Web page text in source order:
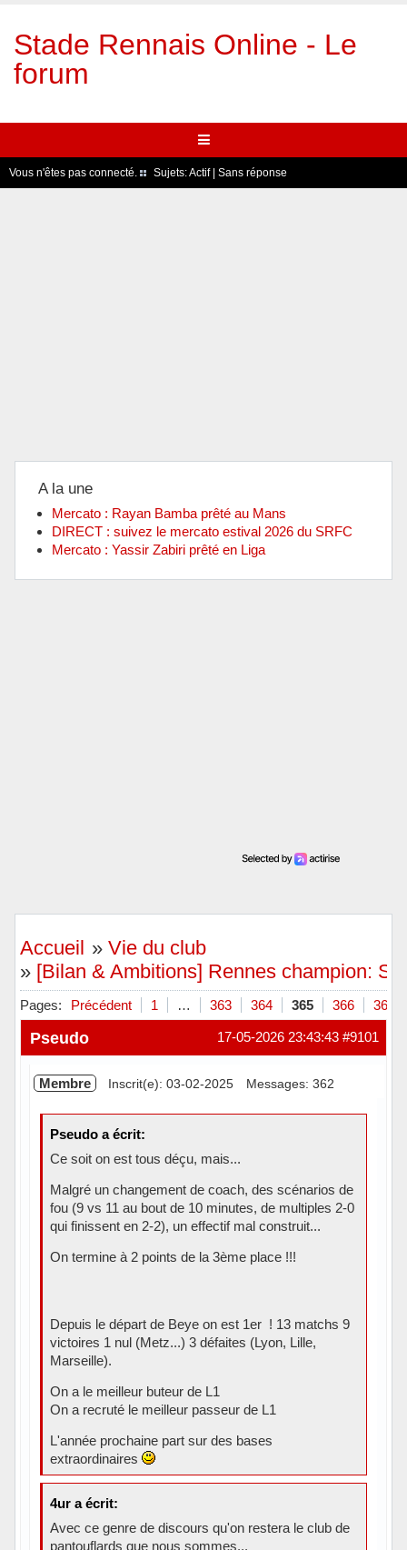
Stade Rennais Online - Le
forum
Vous n'êtes pas connecté. Sujets:Actif| Sans réponse
A la une
Mercato : Rayan Bamba prêté au Mans
DIRECT : suivez le mercato estival 2026 du SRFC
Mercato : Yassir Zabiri prêté en Liga
Accueil »Vie du club
» [Bilan & Ambitions] Rennes champion:
Pages: Précédent 1 … 363 364 365 366 367
#9101
17-05-2026 23:43:43
Pseudo
Membre Inscrit(e): 03-02-2025 Messages: 362
Pseudo a écrit:
Ce soit on est tous déçu, mais...
Malgré un changement de coach, des scénarios de
fou (9 vs 11 au bout de 10 minutes, de multiples 2-0
qui finissent en 2-2), un effectif mal construit...
On termine à 2 points de la 3ème place !!!
Depuis le départ de Beye on est 1er ! 13 matchs 9
victoires 1 nul (Metz...) 3 défaites (Lyon, Lille,
Marseille).
On a le meilleur buteur de L1
On a recruté le meilleur passeur de L1
L'année prochaine part sur des bases
extraordinaires
4ur a écrit:
Avec ce genre de discours qu'on restera le club de
pantouflards que nous sommes...